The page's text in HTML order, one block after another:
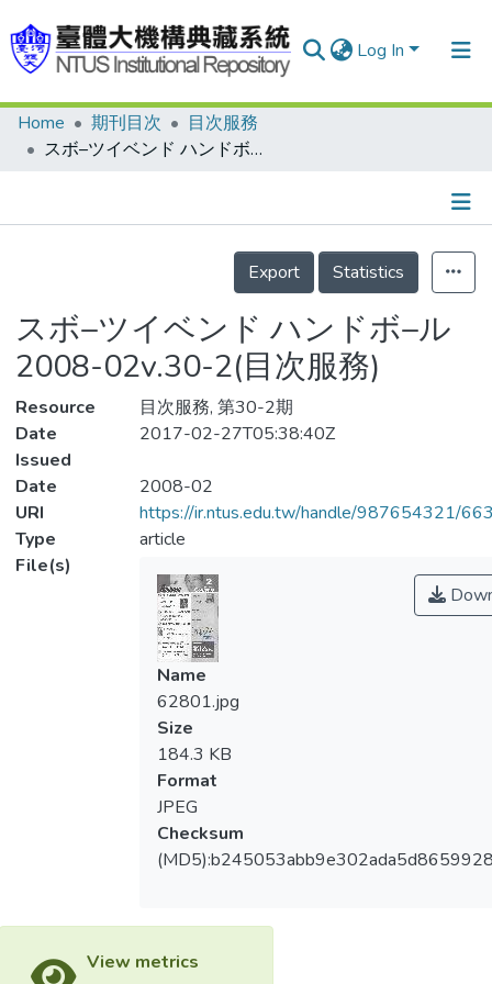
Log In
Communities & Collections
Statistics
Home 期刊目次
目次服務
スボ–ツイベンド ハンドボ–ル 2008-02v.30-2(目次服務)
Details
Export
Statistics
スボ–ツイベンド ハンドボ–ル
2008-02v.30-2(目次服務)
Resource
目次服務, 第30-2期
Date
Issued
2017-02-27T05:38:40Z
Date
2008-02
URI
https://ir.ntus.edu.tw/handle/987654321/
Type
article
File(s)
Name
62801.jpg
Size
184.3 KB
Format
JPEG
Checksum
View metrics